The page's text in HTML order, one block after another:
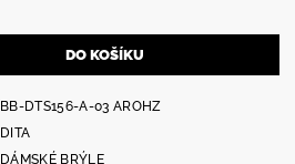
BB-DTS156-A-03 AROHZ
DITA
DÁMSKÉ BRÝLE